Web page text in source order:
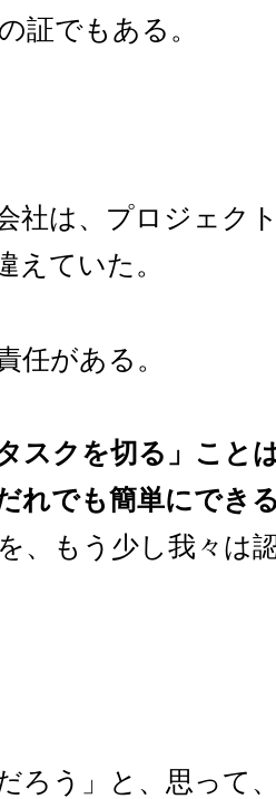
証でもある。
社は、プロジェク
えていた。
任がある。
タスクを切る」こと
れでも簡単にでき
、もう少し我々は
ろう」と、思って